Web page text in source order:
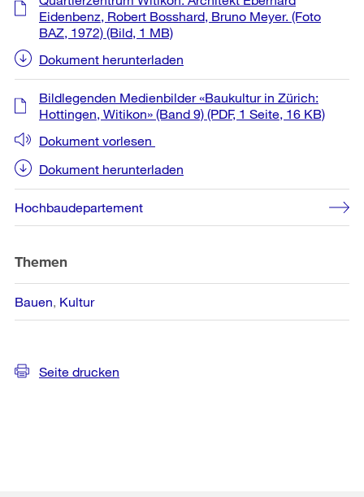
Eidenbenz, Robert Bosshard, Bruno Meyer. (Foto
BAZ, 1972) (Bild, 1 MB)
Dokument herunterladen
Bildlegenden Medienbilder «Baukultur in Zürich:
Hottingen, Witikon» (Band 9) (PDF, 1 Seite, 16 KB)
Dokument vorlesen
Dokument herunterladen
Hochbaudepartement
Themen
Bauen Kultur
Seite drucken